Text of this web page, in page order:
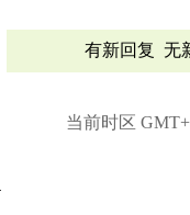
有新回复 无
当前时区